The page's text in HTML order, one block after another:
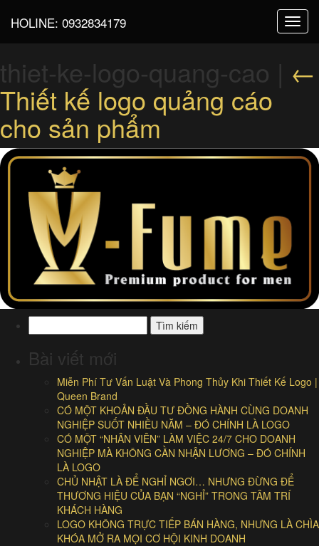
HOLINE: 0932834179
thiet-ke-logo-quang-cao | ←
Thiết kế logo quảng cáo
cho sản phẩm
kiếm
cho:
Bài viết mới
Miễn Phí Tư Vấn Luật Và Phong Thủy Khi Thiết Kế Logo |
Queen Brand
CÓ MỘT KHOẢN ĐẦU TƯ ĐỒNG HÀNH CÙNG DOANH
NGHIỆP SUỐT NHIỀU NĂM – ĐÓ CHÍNH LÀ LOGO
CÓ MỘT “NHÂN VIÊN” LÀM VIỆC 24/7 CHO DOANH
NGHIỆP MÀ KHÔNG CẦN NHẬN LƯƠNG – ĐÓ CHÍNH
LÀ LOGO
CHỦ NHẬT LÀ ĐỂ NGHỈ NGƠI… NHƯNG ĐỪNG ĐỂ
THƯƠNG HIỆU CỦA BẠN “NGHỈ” TRONG TÂM TRÍ
KHÁCH HÀNG
LOGO KHÔNG TRỰC TIẾP BÁN HÀNG, NHƯNG LÀ CHÌA
KHÓA MỞ RA MỌI CƠ HỘI KINH DOANH